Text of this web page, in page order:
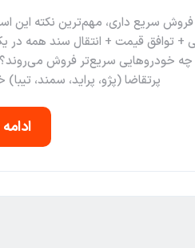
سریع داری، مهم‌ترین نکته این
+ توافق قیمت + انتقال سند همه در
خودروهایی سریع‌تر فروش
پرتقاضا (پژو، پراید، سمند،